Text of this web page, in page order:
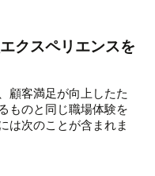
クスペリエンスを
顧客満足が向上したた
ものと同じ職場体験を
は次のことが含まれま